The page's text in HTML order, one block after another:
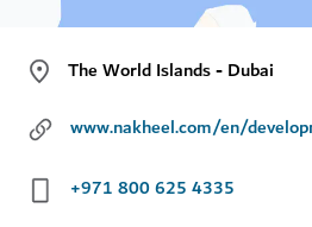
The World Islands - Dubai
+971 800 625 4335